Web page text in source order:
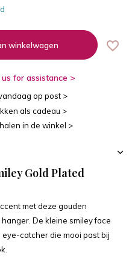
winkelwagen
us for assistance >
op post >
als cadeau >
in de winkel >
Gold Plated
met deze gouden
De kleine smiley face
catcher die mooi past bij